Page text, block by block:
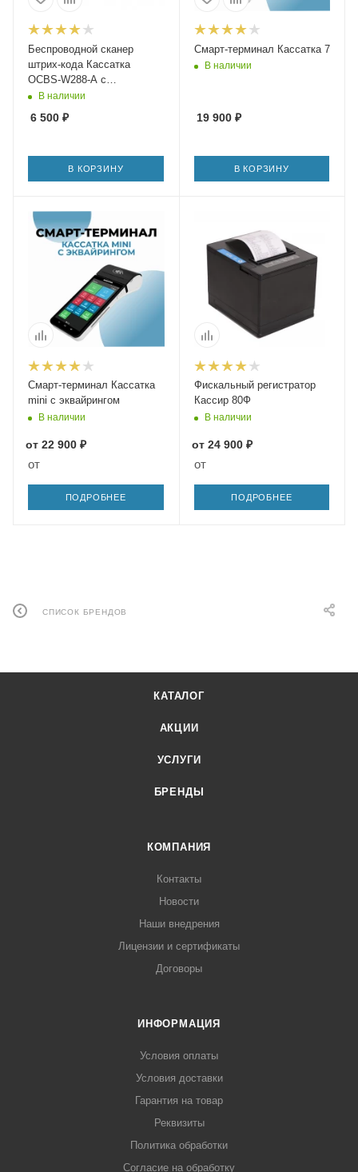
Беспроводной сканер
штрих-кода Кассатка
OCBS-W288-A с
подставкой
В наличии
6 500 ₽
В КОРЗИНУ
Смарт-терминал Кассатка 7
В наличии
19 900₽
В КОРЗИНУ
Смарт-терминал Кассатка
mini с эквайрингом
В наличии
от 22 900 ₽
от
ПОДРОБНЕЕ
Фискальный регистратор
Кассир 80Ф
В наличии
от 24 900 ₽
от
ПОДРОБНЕЕ
СПИСОК БРЕНДОВ
КАТАЛОГ
АКЦИИ
УСЛУГИ
БРЕНДЫ
КОМПАНИЯ
Контакты
Новости
Наши внедрения
Лицензии и сертификаты
Договоры
ИНФОРМАЦИЯ
Условия оплаты
Условия доставки
Гарантия на товар
Реквизиты
Политика обработки
Согласие на обработку